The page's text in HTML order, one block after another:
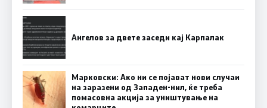
Ангелов за двете заседи кај Карпалак
Марковски: Ако ни се појават нови случаи
на заразени од Западен-нил, ќе треба
помасовна акција за уништување на